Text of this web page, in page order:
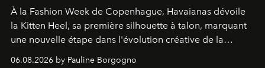
À la Fashion Week de Copenhague, Havaianas dévoile
la Kitten Heel, sa première silhouette à talon, marquant
une nouvelle étape dans l'évolution créative de la
06.08.2026 by Pauline Borgogno